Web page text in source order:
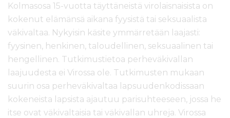
Kolmasosa 15-vuotta täyttäneistä virolaisnaisista on
kokenut elämänsä aikana fyysistä tai seksuaalista
väkivaltaa. Nykyisin käsite ymmärretään laajasti:
fyysinen, henkinen, taloudellinen, seksuaalinen tai
hengellinen. Tutkimustietoa perheväkivallan
laajuudesta ei Virossa ole. Tutkimusten mukaan
suurin osa perheväkivaltaa lapsuudenkodissaan
kokeneista lapsista ajautuu parisuhteeseen, jossa he
itse ovat väkivaltaisia tai väkivallan uhreja. Virossa